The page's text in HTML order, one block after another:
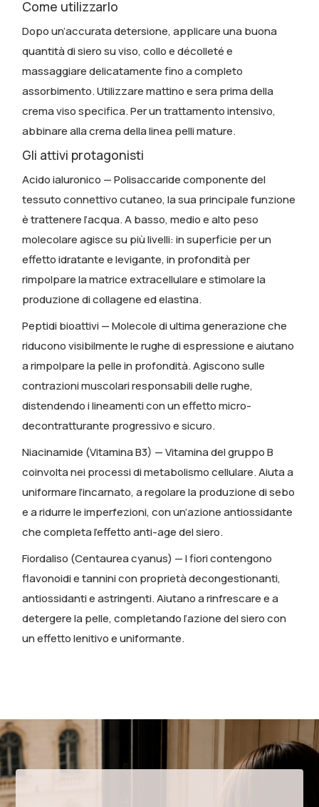
Come utilizzarlo
Dopo un’accurata detersione, applicare una buona
quantità di siero su viso, collo e décolleté e
massaggiare delicatamente fino a completo
assorbimento. Utilizzare mattino e sera prima della
crema viso specifica. Per un trattamento intensivo,
abbinare alla crema della linea pelli mature.
Gli attivi protagonisti
Acido ialuronico — Polisaccaride componente del
tessuto connettivo cutaneo, la sua principale funzione
è trattenere l’acqua. A basso, medio e alto peso
molecolare agisce su più livelli: in superficie per un
effetto idratante e levigante, in profondità per
rimpolpare la matrice extracellulare e stimolare la
produzione di collagene ed elastina.
Peptidi bioattivi— Molecole di ultima generazione che
riducono visibilmente le rughe di espressione e aiutano
a rimpolpare la pelle in profondità. Agiscono sulle
contrazioni muscolari responsabili delle rughe,
distendendo i lineamenti con un effetto micro-
decontratturante progressivo e sicuro.
Niacinamide (Vitamina B3) — Vitamina del gruppo B
coinvolta nei processi di metabolismo cellulare. Aiuta a
uniformare l’incarnato, a regolare la produzione di sebo
e a ridurre le imperfezioni, con un’azione antiossidante
che completa l’effetto anti-age del siero.
Fiordaliso (Centaurea cyanus) — I fiori contengono
flavonoidi e tannini con proprietà decongestionanti,
antiossidanti e astringenti. Aiutano a rinfrescare e a
detergere la pelle, completando l’azione del siero con
un effetto lenitivo e uniformante.